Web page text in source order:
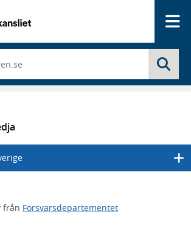
från Försvarsdepartementet